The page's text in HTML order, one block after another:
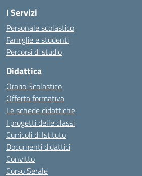
I Servizi
Personale scolastico
Famiglie e studenti
Percorsi di studio
Didattica
Orario Scolastico
Offerta formativa
Le schede didattiche
I progetti delle classi
Curricoli di Istituto
Documenti didattici
Convitto
Corso Serale